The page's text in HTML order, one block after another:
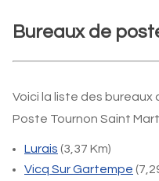
Bureaux de
Voici la liste des bureaux
Poste Tournon Saint
Lurais (3,37 Km)
Vicq Sur Gartempe